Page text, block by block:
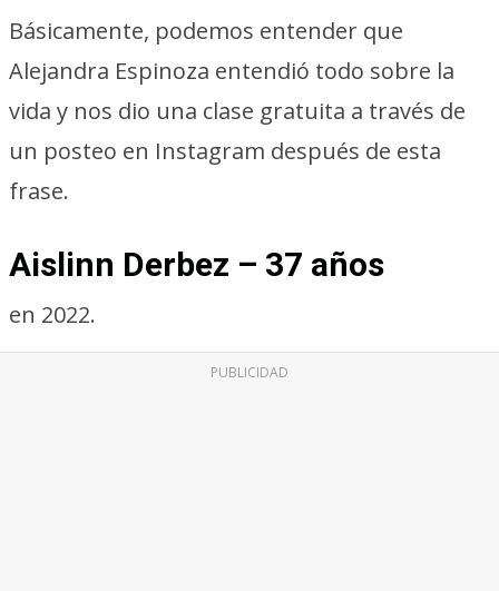
Básicamente, podemos entender que
Alejandra Espinoza entendió todo sobre la
vida y nos dio una clase gratuita a través de
un posteo en Instagram después de esta
frase.
Aislinn Derbez – 37 años
en 2022.
PUBLICIDAD